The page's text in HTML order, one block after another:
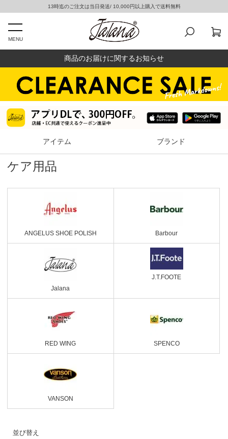
13時迄のご注文は当日発送/ 10,000円以上購入で送料無料
MENU
商品のお届けに関するお知らせ
アイテム ブランド
ケア用品
ANGELUS SHOE POLISH Barbour
Jalana
J.T.FOOTE
RED WING SPENCO
VANSON
並び替え